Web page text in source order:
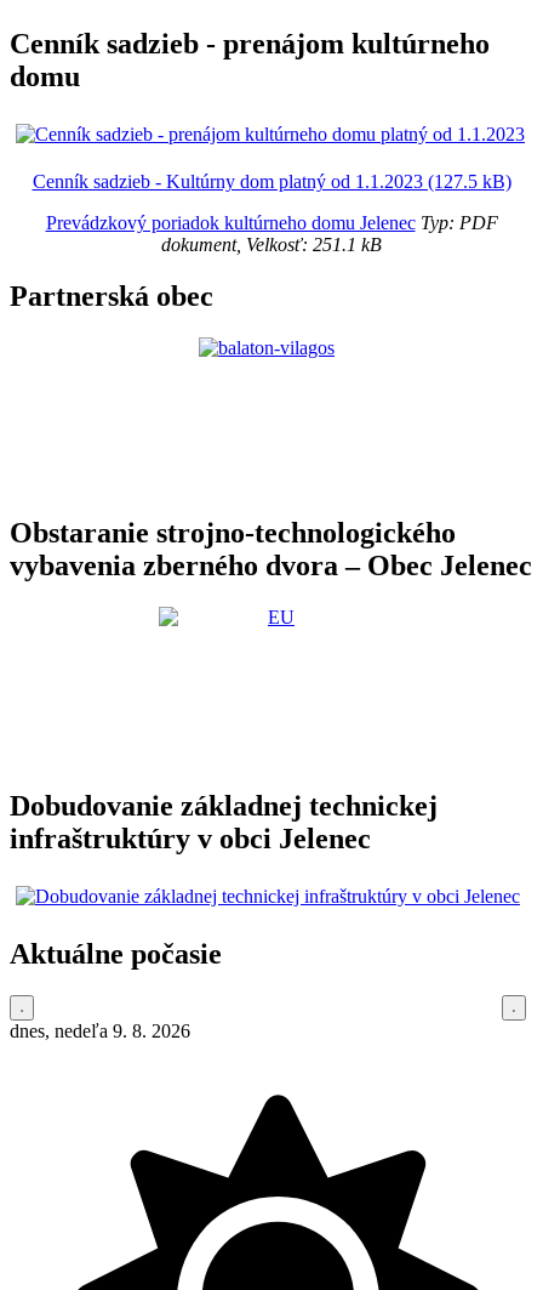
Cenník sadzieb - prenájom kultúrneho
domu
Cenník sadzieb - Kultúrny dom platný od 1.1.2023 (127.5 kB)
Prevádzkový poriadok kultúrneho domu JelenecTyp: PDF
dokument, Velkosť: 251.1 kB
Partnerská obec
Obstaranie strojno-technologického
vybavenia zberného dvora – Obec Jelenec
Dobudovanie základnej technickej
infraštruktúry v obci Jelenec
Aktuálne počasie
dnes, nedeľa 9. 8. 2026